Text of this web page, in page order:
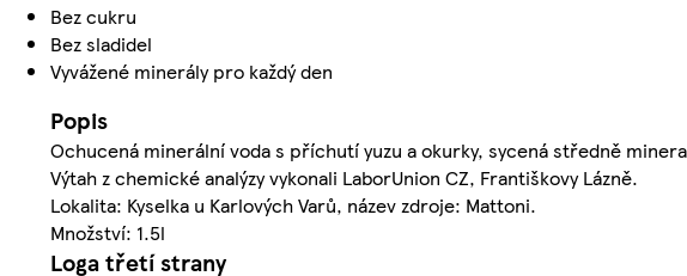
Bez cukru
Bez sladidel
Vyvážené minerály pro každý den
Popis
Ochucená minerální voda s příchutí yuzu a okurky, sycená středně
Výtah z chemické analýzy vykonali LaborUnion CZ, Františkovy Lázně.
Lokalita: Kyselka u Karlových Varů, název zdroje: Mattoni.
Množství: 1.5l
Loga třetí strany